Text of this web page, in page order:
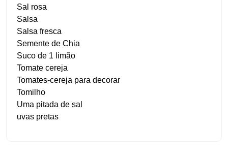
Sal rosa
Salsa
Salsa fresca
Semente de Chia
Suco de 1 limão
Tomate cereja
Tomates-cereja para decorar
Tomilho
Uma pitada de sal
uvas pretas